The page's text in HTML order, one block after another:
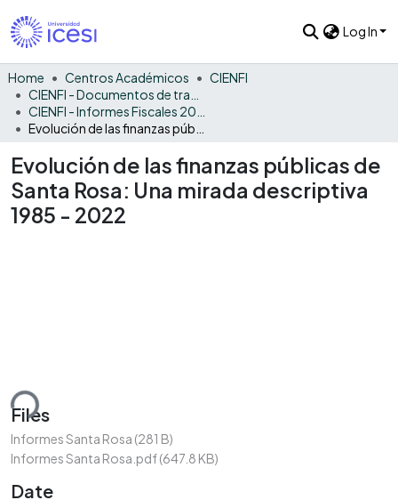
Log In
Home Centros Académicos
CIENFI
Evolución de las finanzas públicas de
Santa Rosa: Una mirada descriptiva
1985 - 2022
Files
Informes Santa Rosa (281 B)
Informes Santa Rosa.pdf(647.8 KB)
Date